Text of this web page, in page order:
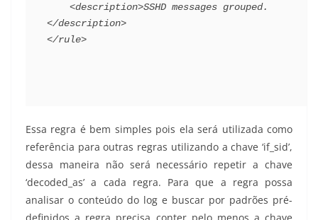
<description>SSHD messages grouped.
</description>
</rule>
Essa regra é bem simples pois ela será utilizada como
referência para outras regras utilizando a chave ‘if_sid’,
dessa maneira não será necessário repetir a chave
‘decoded_as’ a cada regra. Para que a regra possa
analisar o conteúdo do log e buscar por padrões pré-
definidos a regra precisa conter pelo menos a chave